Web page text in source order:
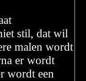
stil, dat wil
malen wordt
er wordt
wordt een